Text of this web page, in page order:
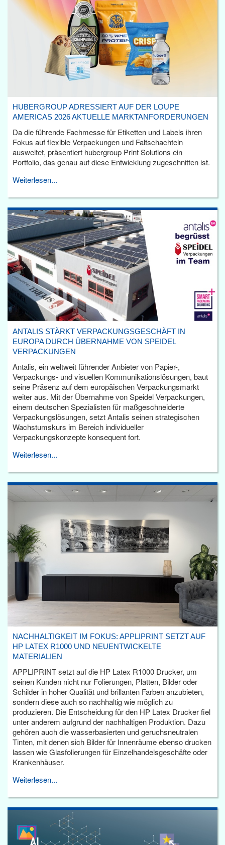
HUBERGROUP ADRESSIERT AUF DER LOUPE
AMERICAS 2026 AKTUELLE MARKTANFORDERUNGEN
Da die führende Fachmesse für Etiketten und Labels ihren
Fokus auf flexible Verpackungen und Faltschachteln
ausweitet, präsentiert hubergroup Print Solutions ein
Portfolio, das genau auf diese Entwicklung zugeschnitten ist.
Weiterlesen...
ANTALIS STÄRKT VERPACKUNGSGESCHÄFT IN
EUROPA DURCH ÜBERNAHME VON SPEIDEL
VERPACKUNGEN
Antalis, ein weltweit führender Anbieter von Papier-,
Verpackungs- und visuellen Kommunikationslösungen, baut
seine Präsenz auf dem europäischen Verpackungsmarkt
weiter aus. Mit der Übernahme von Speidel Verpackungen,
einem deutschen Spezialisten für maßgeschneiderte
Verpackungslösungen, setzt Antalis seinen strategischen
Wachstumskurs im Bereich individueller
Verpackungskonzepte konsequent fort.
Weiterlesen...
NACHHALTIGKEIT IM FOKUS: APPLIPRINT SETZT AUF
HP LATEX R1000 UND NEUENTWICKELTE
MATERIALIEN
APPLIPRINT setzt auf die HP Latex R1000 Drucker, um
seinen Kunden nicht nur Folierungen, Platten, Bilder oder
Schilder in hoher Qualität und brillanten Farben anzubieten,
sondern diese auch so nachhaltig wie möglich zu
produzieren. Die Entscheidung für den HP Latex Drucker fiel
unter anderem aufgrund der nachhaltigen Produktion. Dazu
gehören auch die wasserbasierten und geruchsneutralen
Tinten, mit denen sich Bilder für Innenräume ebenso drucken
lassen wie Glasfolierungen für Einzelhandelsgeschäfte oder
Krankenhäuser.
Weiterlesen...